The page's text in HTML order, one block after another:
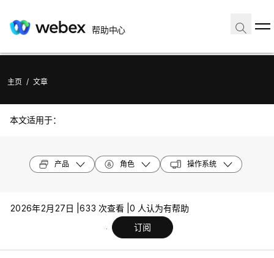
帮助中心
主页 / 文章
本文适用于：
产品 角色 操作系统
2026年2月27日 | 633 次查看 | 0 人认为有帮助
订阅